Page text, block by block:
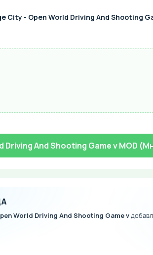
City - Open World Driving And Shooting
Driving And Shooting Game v MOD
World Driving And Shooting Game v